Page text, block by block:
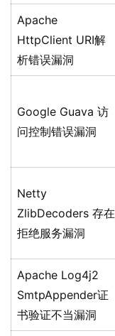
Apache
HttpClient URI解
析错误漏洞
Google Guava 访
问控制错误漏洞
Netty
ZlibDecoders 存在
拒绝服务漏洞
Apache Log4j2
SmtpAppender证
书验证不当漏洞